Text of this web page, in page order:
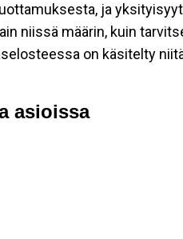
ja
niissä määrin, kuin
on käsitelty
asioissa